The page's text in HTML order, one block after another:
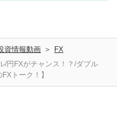
ことに同意します。利
ービスの広告・宣伝、
サイト・SNS等に掲載す
資情報動画
FX
/円FXがチャンス！？/ダブル
トーク！】